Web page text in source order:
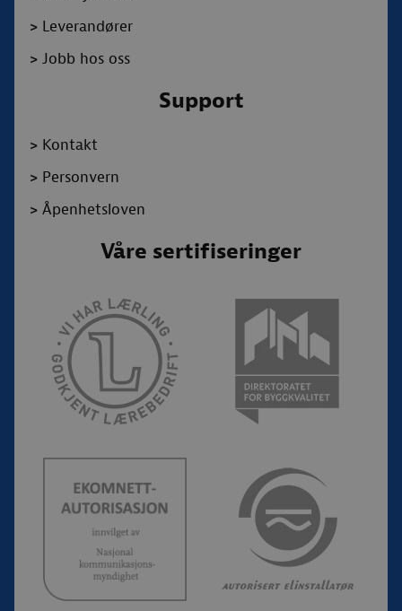
> Leverandører
> Jobb hos oss
Support
> Kontakt
> Personvern
> Åpenhetsloven
Våre sertifiseringer